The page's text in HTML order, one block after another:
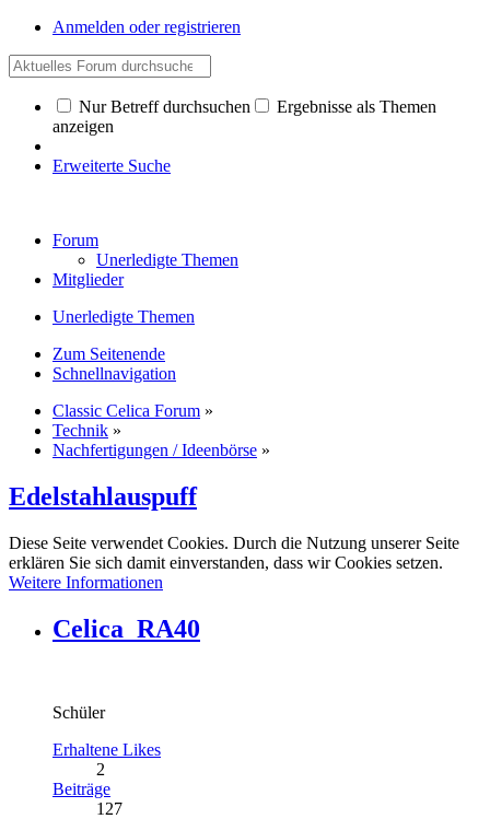
Anmelden oder registrieren
Nur Betreff durchsuchen
Ergebnisse als Themen
anzeigen
Erweiterte Suche
Forum
Unerledigte Themen
Mitglieder
Unerledigte Themen
Zum Seitenende
Schnellnavigation
Classic Celica Forum »
Technik »
Nachfertigungen / Ideenbörse »
Edelstahlauspuff
Diese Seite verwendet Cookies. Durch die Nutzung unserer Seite
erklären Sie sich damit einverstanden, dass wir Cookies setzen.
Weitere Informationen
Celica_RA40
Schüler
Erhaltene Likes
2
Beiträge
127